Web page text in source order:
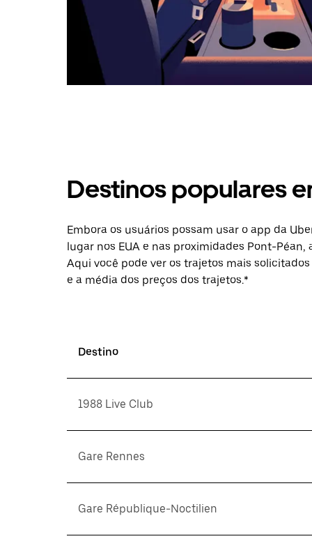
Destinos populares
Embora os usuários possam usar o app da
lugar nos EUA e nas proximidades Pont-
Aqui você pode ver os trajetos mais
e a média dos preços dos trajetos.*
Destino
1988 Live Club
Gare Rennes
Gare République-Noctilien